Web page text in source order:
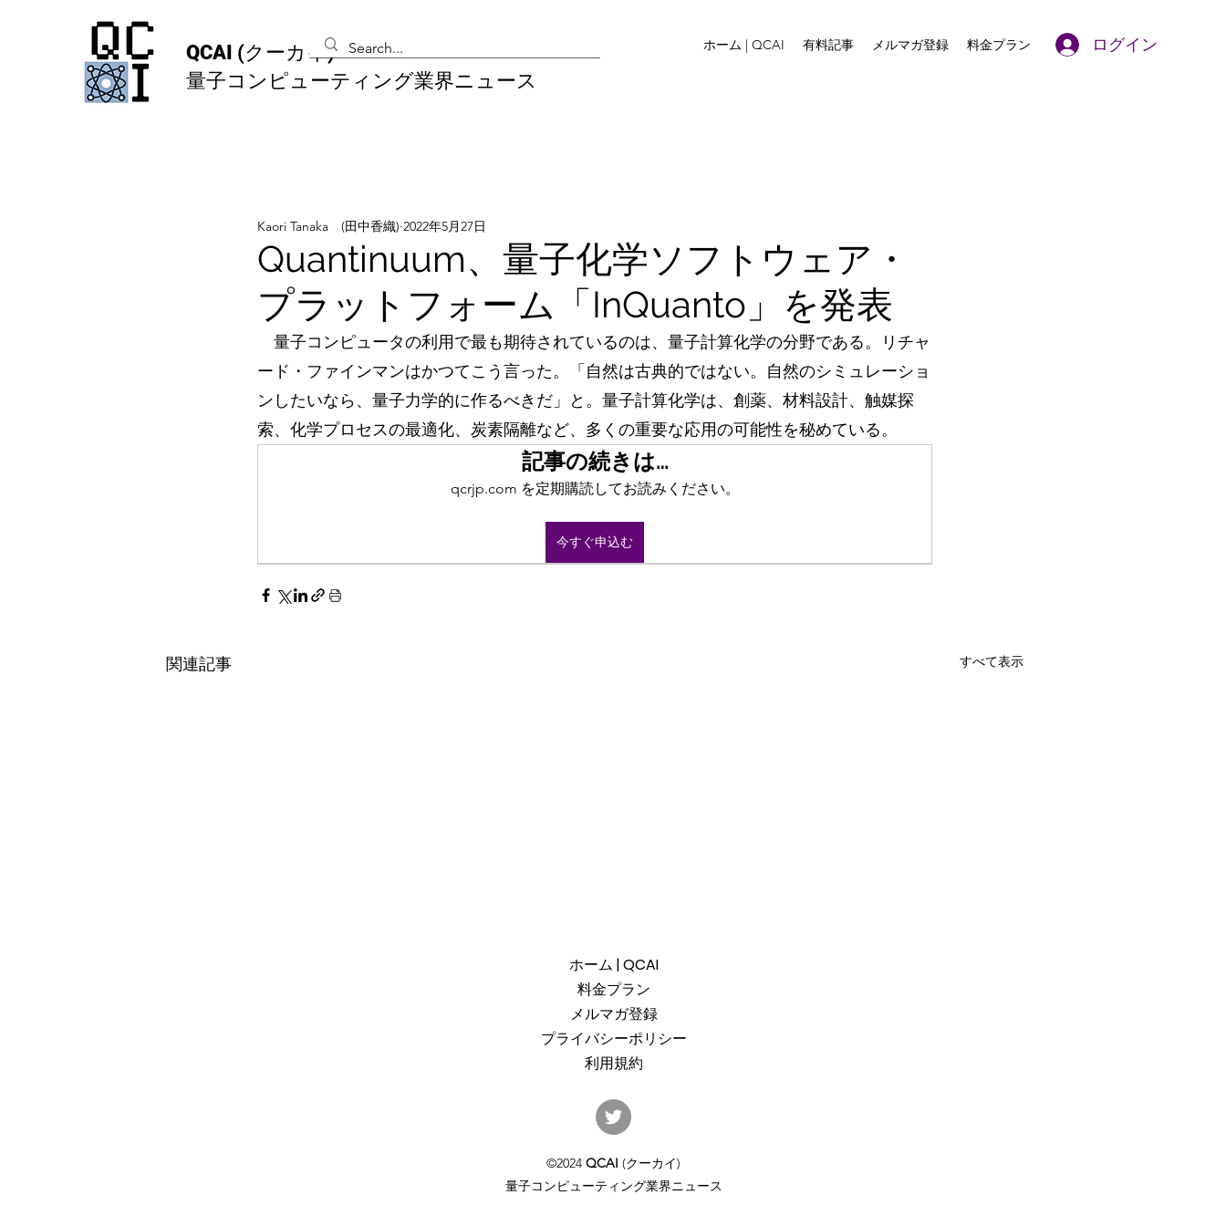
QCAI (クーカイ)
量子コンピューティング業界ニュース
ホーム | QCAI 有料記事 メルマガ登録 料金プラン ログイン
Quantinuum、量子化学ソフトウェア・
プラットフォーム「InQuanto」を発表
Kaori Tanaka (田中香織) 2022年5月27日
量子コンピュータの利用で最も期待されているのは、量子計算化学の分野である。リチャ
ード・ファインマンはかつてこう言った。「自然は古典的ではない。自然のシミュレーショ
ンしたいなら、量子力学的に作るべきだ」と。量子計算化学は、創薬、材料設計、触媒探
索、化学プロセスの最適化、炭素隔離など、多くの重要な応用の可能性を秘めている。
記事の続きは…
qcrjp.com を定期購読してお読みください。
今すぐ申込む
関連記事 すべて表示
産総研のG-QuATに冷却原子
(中性原子)方式の米国QuEra社
億円（4,100万米ドル）。設置
するのは256量子ビットの第2
ホーム | QCAI
料金プラン
メルマガ登録
プライバシーポリシー
利用規約
©2024 QCAI (クーカイ)
量子コンピューティング業界ニュース